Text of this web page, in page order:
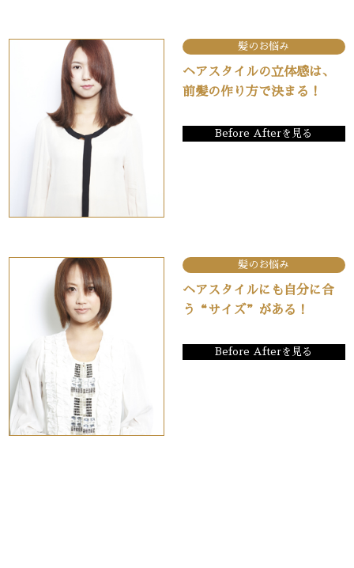
髪のお悩み
ヘアスタイルの立体感は、
前髪の作り方で決まる！
Before Afterを見る
髪のお悩み
ヘアスタイルにも自分に合
う“サイズ”がある！
Before Afterを見る